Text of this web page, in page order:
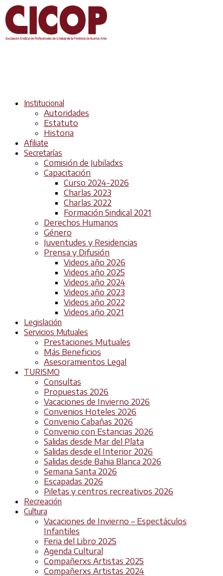
Institucional
Autoridades
Estatuto
Historia
Afiliate
Secretarías
Comisión de Jubiladxs
Capacitación
Curso 2024-2026
Charlas 2023
Charlas 2022
Formación Sindical 2021
Derechos Humanos
Género
Juventudes y Residencias
Prensa y Difusión
Videos año 2026
Videos año 2025
Videos año 2024
Videos año 2023
Videos año 2022
Videos año 2021
Legislación
Servicios Mutuales
Prestaciones Mutuales
Más Beneficios
Asesoramientos Legal
TURISMO
Consultas
Propuestas 2026
Vacaciones de Invierno 2026
Convenios Hoteles 2026
Convenio Cabañas 2026
Convenio con Estancias 2026
Salidas desde Mar del Plata
Salidas desde el Interior 2026
Salidas desde Bahia Blanca 2026
Semana Santa 2026
Escapadas 2026
Piletas y centros recreativos 2026
Recreación
Cultura
Vacaciones de Invierno – Espectáculos
Infantiles
Feria del Libro 2025
Agenda Cultural
Compañerxs Artistas 2025
Compañerxs Artistas 2024